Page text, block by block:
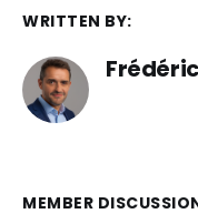
WRITTEN BY:
MEMBER